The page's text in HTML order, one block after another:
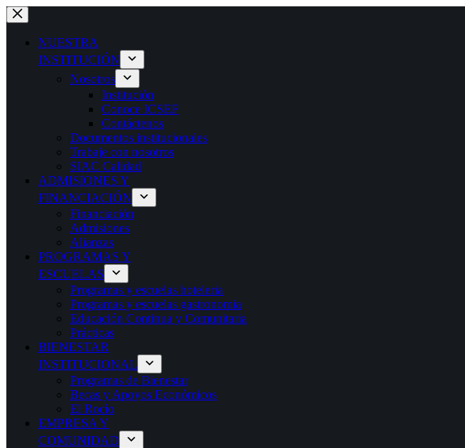
NUESTRA
INSTITUCIÓN
Nosotros
Institución
Conoce ICSEF
Contáctenos
Documentos institucionales
Trabaje con nosotros
SIAC Calidad
ADMISIONES Y
FINANCIACIÓN
Financiación
Admisiones
Alianzas
PROGRAMAS Y
ESCUELAS
Programas y escuelas hoteleria
Programas y escuelas gastronomia
Educación Continua y Comunitaria
Prácticas
BIENESTAR
INSTITUCIONAL
Programas de Bienestar
Becas y Apoyos Económicos
El Rocío
EMPRESA Y
COMUNIDAD